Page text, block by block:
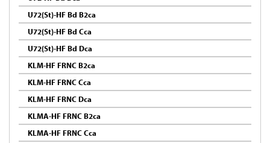
U72(St)-HF Bd B2ca
U72(St)-HF Bd Cca
U72(St)-HF Bd Dca
KLM-HF FRNC B2ca
KLM-HF FRNC Cca
KLM-HF FRNC Dca
KLMA-HF FRNC B2ca
KLMA-HF FRNC Cca